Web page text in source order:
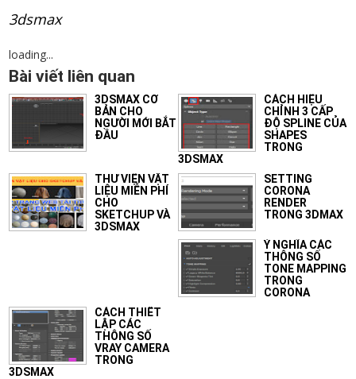
3dsmax
loading...
Bài viết liên quan
3DSMAX CƠ
BẢN CHO
NGƯỜI MỚI BẮT
ĐẦU
CÁCH HIỆU
CHỈNH 3 CẤP
ĐỘ SPLINE CỦA
SHAPES
TRONG
3DSMAX
THƯ VIỆN VẬT
LIỆU MIỄN PHÍ
CHO
SKETCHUP VÀ
3DSMAX
SETTING
CORONA
RENDER
TRONG 3DMAX
Ý NGHĨA CÁC
THÔNG SỐ
TONE MAPPING
TRONG
CORONA
CÁCH THIẾT
LẬP CÁC
THÔNG SỐ
VRAY CAMERA
TRONG
3DSMAX